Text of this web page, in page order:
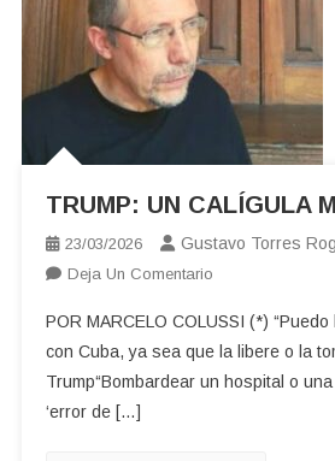
TRUMP: UN CALÍGULA
23/03/2026 Gustavo Torres
Deja Un ComentarioEn
UN
CALÍGULA
MODERNO
POR MARCELO COLUSSI (*)
con Cuba, ya sea que la libere o la
Trump“Bombardear un hospital o
‘error de […]